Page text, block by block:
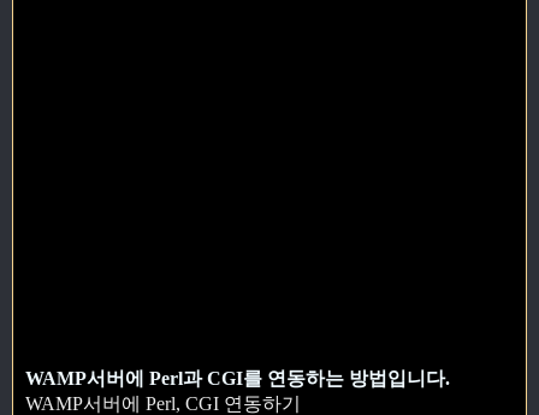
WAMP서버에 Perl과 CGI를 연동하는 방법입니다.
WAMP서버에 Perl, CGI 연동하기